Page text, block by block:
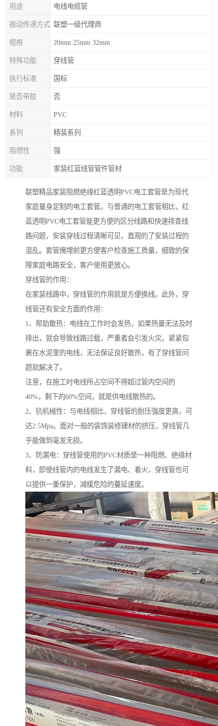
用途 电线电缆管
振动传递方式 联塑一级代理商
规格 20mm 25mm 32mm
特殊功能 穿线管
执行标准 国标
是否带胶 否
材料 PVC
系列 精装系列
阻燃性 强
功能 家装红蓝线管管件管材
联塑精品家装阻燃绝缘红蓝透明PVC电工套管是为现代
家庭量身定制的电工套管。与普通的电工套管相比，红
蓝透明PVC电工套管能更方便的区分线路和快速排查线
路问题，安装穿线过程清晰可见，直观的了安装过程的
混乱。套管掩埋前更方便客户检查施工质量，细致的保
障家庭电路安全，客户使用更放心。
穿线管的作用：
在家装线路中，穿线管的作用就是方便换线。此外，穿
线管还有安全方面的作用：
1、帮助散热：电线在工作时会发热，如果热量无法及时
排出，就会导致线路过载，严重者会引发火灾。紧紧包
裹在水泥里的电线，无法保证良好散热，有了穿线管问
题就解决了。
注意，在施工时电线所占空间不得超过管内空间的
40%，剩下的60%空间，就是供电线散热的。
2、抗机械性：与电线相比，穿线管的耐压强度更高，可
达2.5Mpa。面对一般的装饰装修建材的挤压，穿线管几
乎能做到毫发无损。
3、防漏电：穿线管使用的PVC材质是一种阻燃、绝缘材
料，即使线管内的电线发生了漏电、着火，穿线管也可
以提供一重保护，减缓危险的蔓延速度。